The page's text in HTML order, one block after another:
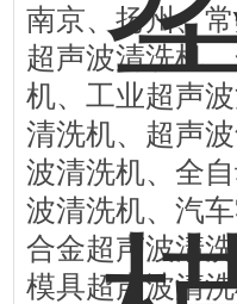
南京、扬州、
超声波清洗机
机、工业超声
清洗机、超声
波清洗机、全
波清洗机、汽
合金超声波清
模具超声波清